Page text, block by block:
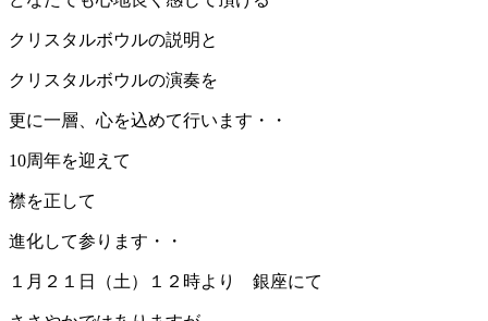
クリスタルボウルの説明と
クリスタルボウルの演奏を
更に一層、心を込めて行います・・
10周年を迎えて
襟を正して
進化して参ります・・
１月２１日（土）１２時より 銀座にて